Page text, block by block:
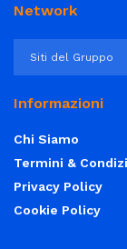
Network
Informazioni
Chi Siamo
Termini &
Privacy Policy
Cookie Policy